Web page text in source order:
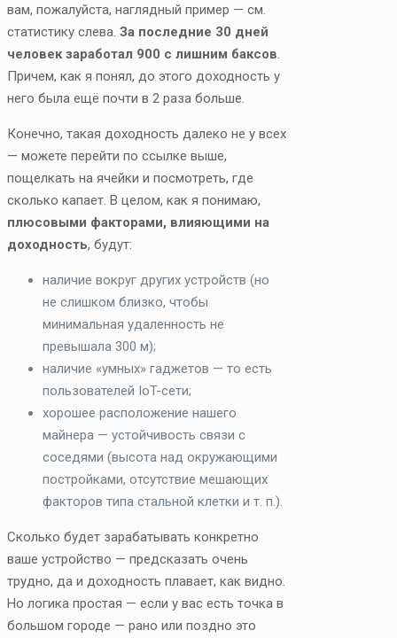
вам, пожалуйста, наглядный пример — см.
статистику слева. За последние 30 дней
человек заработал 900 с лишним баксов
Причем, как я понял, до этого доходность у
него была ещё почти в 2 раза больше.
Конечно, такая доходность далеко не у всех
— можете перейти по ссылке выше,
пощелкать на ячейки и посмотреть, где
сколько капает. В целом, как я понимаю,
плюсовыми факторами, влияющими на
доходность, будут:
наличие вокруг других устройств (но
не слишком близко, чтобы
минимальная удаленность не
превышала 300 м);
наличие «умных» гаджетов — то есть
пользователей IoT-сети;
хорошее расположение нашего
майнера — устойчивость связи с
соседями (высота над окружающими
постройками, отсутствие мешающих
факторов типа стальной клетки и т. п.).
Сколько будет зарабатывать конкретно
ваше устройство — предсказать очень
трудно, да и доходность плавает, как видно.
Но логика простая — если у вас есть точка в
большом городе — рано или поздно это